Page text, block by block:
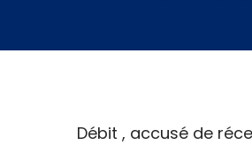
Débit , accusé de